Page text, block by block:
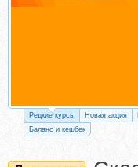
Редкие курсы Новая акция
Баланс и кешбек